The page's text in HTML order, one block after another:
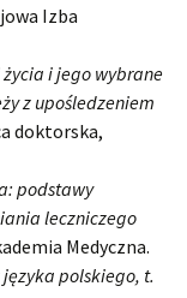
Izba
i jego wybrane
z upośledzeniem
doktorska,
podstawy
leczniczego
Medyczna.
języka polskiego, t.